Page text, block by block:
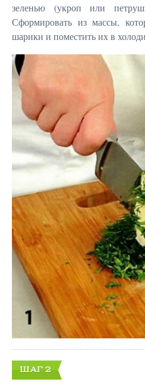
зеленью (укроп или
Сформировать из массы,
шарики и поместить их в
ШАГ 2